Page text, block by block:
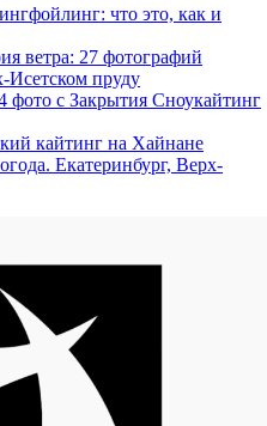
что это, как и
ветра: 27 фотографий
Исетском пруду
фото с Закрытия Сноукайтинг
кайтинг на Хайнане
Екатеринбург, Верх-